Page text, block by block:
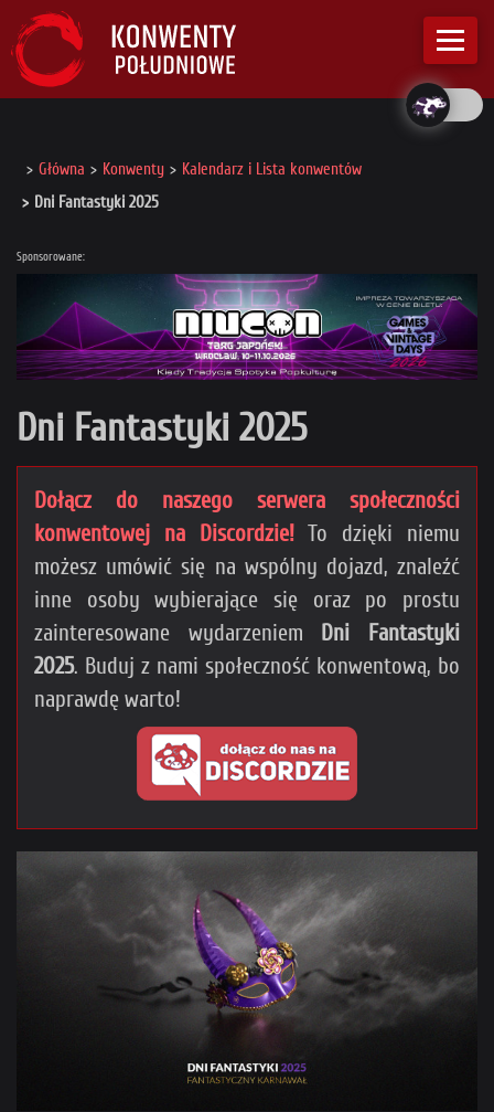
Główna Konwenty
Kalendarz i Lista konwentów
Dni Fantastyki 2025
Sponsorowane:
Dni Fantastyki 2025
Dołącz do naszego serwera społeczności
konwentowej na Discordzie!To dzięki niemu
możesz umówić się na wspólny dojazd, znaleźć
inne osoby wybierające się oraz po prostu
zainteresowane wydarzeniem Dni Fantastyki
2025. Buduj z nami społeczność konwentową, bo
naprawdę warto!